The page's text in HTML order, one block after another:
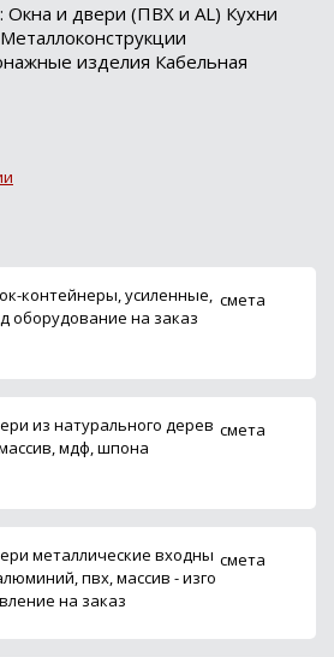
Окна и двери (ПВХ и AL) Кухни
изделия Кабельная
контейнеры, усиленные,
оборудование на заказ
смета
из натурального дерев
мдф, шпона
смета
металлические входны
пвх, массив - изго
на заказ
смета